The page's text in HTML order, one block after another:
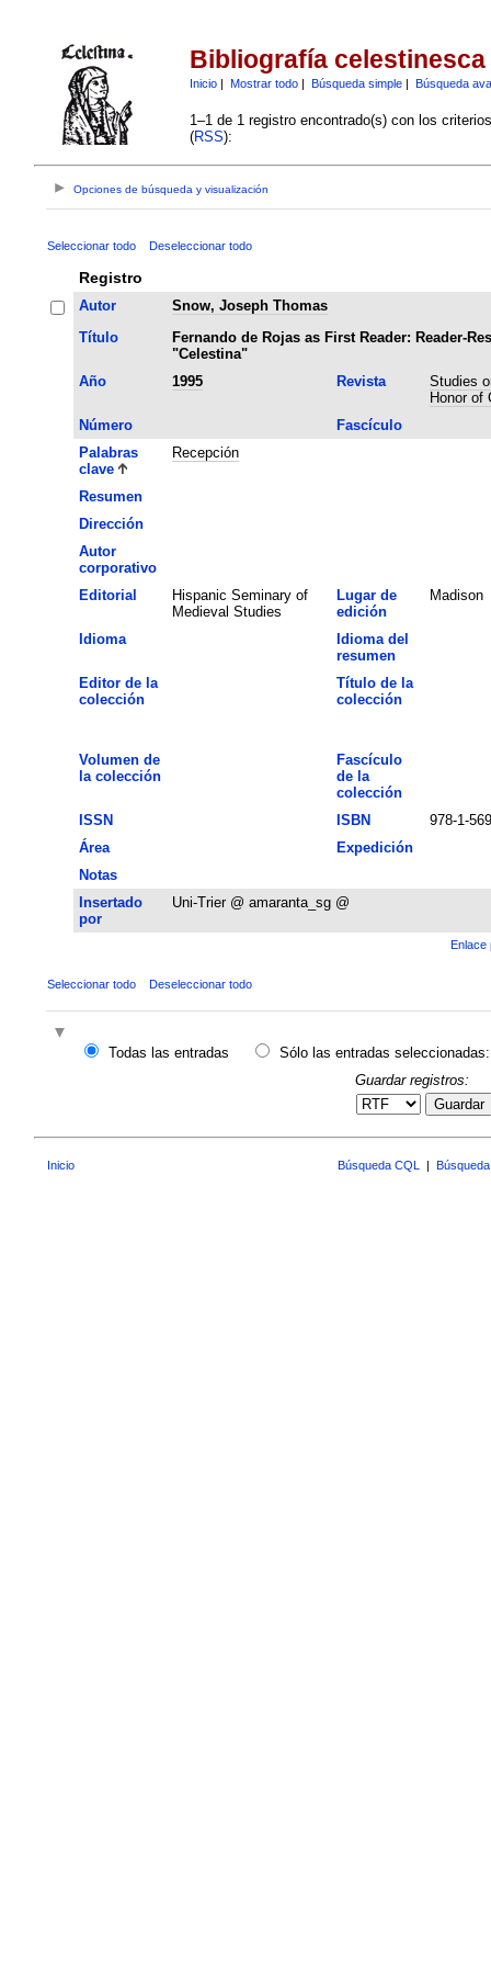
Bibliografía celestinesca
Inicio| Mostrar todo| Búsqueda simple| Búsqueda
1–1 de 1 registro encontrado(s) con los
(RSS):
Opciones de búsqueda y visualización
Seleccionar todo Deseleccionar todo
Registro
Autor
Snow, Joseph Thomas
Título
Fernando de Rojas as First Reader: Reader-
"Celestina"
Año
1995 Revista
Studies
Honor of
Número
Fascículo
Palabras
clave
Recepción
Resumen
Dirección
Autor
corporativo
Editorial
Hispanic Seminary of
Medieval Studies
Lugar de
edición
Madison
Idioma
Idioma del
resumen
Editor de la
colección
Título de la
colección
Volumen de
la colección
Fascículo
de la
colección
ISSN
ISBN
978-1-
Área
Expedición
Notas
Insertado
por
Uni-Trier @ amaranta_sg @
Enlace
Seleccionar todo Deseleccionar todo
Todas las entradas
Sólo las entradas seleccionadas:
Guardar registros:
Guardar
Inicio Búsqueda CQL